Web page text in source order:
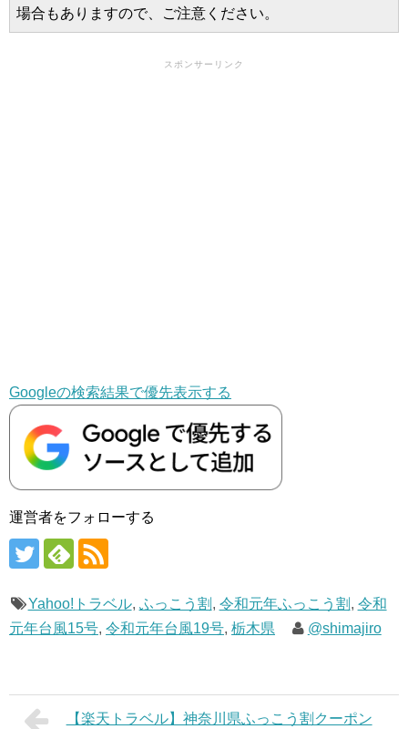
場合もありますので、ご注意ください。
スポンサーリンク
Googleの検索結果で優先表示する
運営者をフォローする
Yahoo!トラベル, ふっこう割 , 令和元年ふっこう割 , 令和
元年台風15号, 令和元年台風19号, 栃木県 @shimajiro
【楽天トラベル】神奈川県ふっこう割クーポン